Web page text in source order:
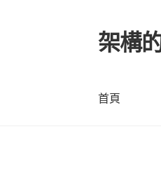
跳
至
覽
列
跳
至
要
內
架構
首頁